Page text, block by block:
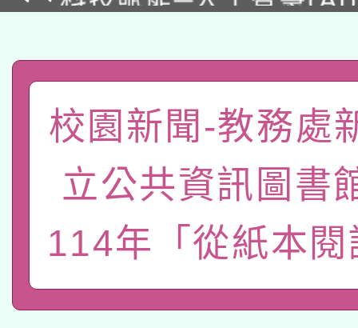
「數位內容與教學軟體
pilot」
有關大陸委員會函釋公
薪期間赴陸應申請許可
轉知經濟部水利署委託
業技術研究院辦理「
用水績優單位及節水達
動」
115年8月22日(星期六
桃園市孔廟祈福系列
2026年桃園地景藝術
「2026桃園藝術巡演
關事宜
適應運動共學行動站研
校園新聞-教務處
立公共資訊圖書
114年「從紙本